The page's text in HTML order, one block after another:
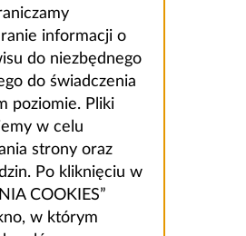
informacji o
do niezbędnego
do świadczenia
poziomie. Pliki
w celu
strony oraz
Po kliknięciu w
COOKIES”
w którym